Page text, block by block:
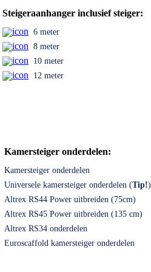
Steigeraanhanger inclusief steiger:
6 meter
8 meter
10 meter
12 meter
Kamersteiger onderdelen:
Kamersteiger onderdelen
Universele kamersteiger onderdelen (Tip!)
Altrex RS44 Power uitbreiden (75cm)
Altrex RS45 Power uitbreiden (135 cm)
Altrex RS34 onderdelen
Euroscaffold kamersteiger onderdelen